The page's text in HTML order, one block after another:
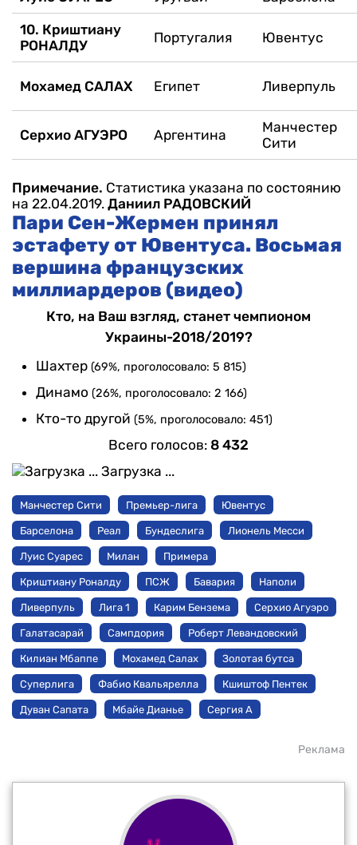
10. Криштиану
РОНАЛДУ
Португалия Ювентус
Мохамед САЛАХ Египет Ливерпуль
Серхио АГУЭРО Аргентина
Манчестер
Сити
Примечание. Статистика указана по состоянию
на 22.04.2019. Даниил РАДОВСКИЙ
Пари Сен-Жермен принял
эстафету от Ювентуса. Восьмая
вершина французских
миллиардеров (видео)
Кто, на Ваш взгляд, станет чемпионом
Украины-2018/2019?
Шахтер (69%, проголосовало: 5 815)
Динамо (26%, проголосовало: 2 166)
Кто-то другой (5%, проголосовало: 451)
Всего голосов: 8 432
Загрузка ...
Манчестер Сити Премьер-лига Ювентус
Барселона Реал Бундеслига Лионель Месси
Луис Суарес Милан Примера
Криштиану Роналду ПСЖ Бавария Наполи
Ливерпуль Лига 1 Карим Бензема Серхио Агуэро
Галатасарай Сампдория Роберт Левандовский
Килиан Мбаппе Мохамед Салах Золотая бутса
Суперлига Фабио Квальярелла Кшиштоф Пентек
Дуван Сапата Мбайе Дианье Сергия А
Реклама